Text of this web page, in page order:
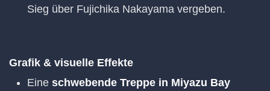
Sieg über Fujichika Nakayama vergeben.
Grafik & visuelle Effekte
Eine schwebende Treppe in Miyazu Bay